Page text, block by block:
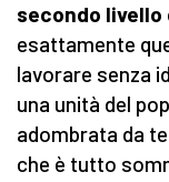
secondo livello
esattamente
lavorare senza
una unità del
adombrata da
che è tutto